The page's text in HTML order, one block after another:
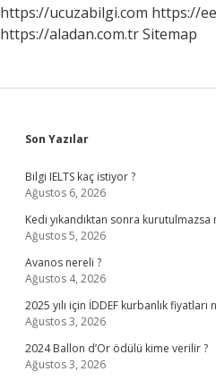
https://ucuzabilgi.com https://
https://aladan.com.trSitemap
Sidebar
Son Yazılar
Bilgi IELTS kaç istiyor ?
Ağustos 6, 2026
Kedi yıkandıktan sonra kurutulmazsa
Ağustos 5, 2026
Avanos nereli ?
Ağustos 4, 2026
2025 yılı için İDDEF kurbanlık fiyatları
Ağustos 3, 2026
2024 Ballon d’Or ödülü kime verilir ?
Ağustos 3, 2026